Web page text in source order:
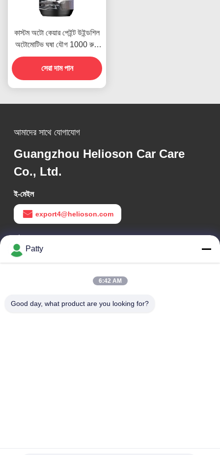
কাস্টম অটো কেয়ার পেইন্ট উইন্ডশিল
অটোমোটিভ ঘষা যৌগ 1000 রুক্ষ
পোলিশ
সেরা দাম পান
আমাদের সাথে যোগাযোগ
Guangzhou Helioson Car Care
Co., Ltd.
ই-মেইল
export4@helioson.com
কাজের সময়
09:30-18:30
রুম ১৮০১-১৮০৩, বিল্ডিং এ৩, গ্রীনল্যান্ড সেন্ট্রাল প্লাজা, হুয়াংপু জেলা, গুয়াংজু, চীন
Patty
6:42 AM
Good day, what product are you looking for?